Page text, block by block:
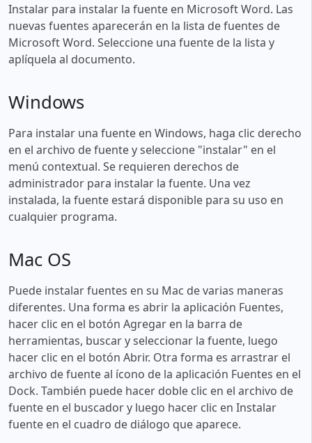
Instalar para instalar la fuente en Microsoft Word. Las
nuevas fuentes aparecerán en la lista de fuentes de
Microsoft Word. Seleccione una fuente de la lista y
aplíquela al documento.
Windows
Para instalar una fuente en Windows, haga clic derecho
en el archivo de fuente y seleccione "instalar" en el
menú contextual. Se requieren derechos de
administrador para instalar la fuente. Una vez
instalada, la fuente estará disponible para su uso en
cualquier programa.
Mac OS
Puede instalar fuentes en su Mac de varias maneras
diferentes. Una forma es abrir la aplicación Fuentes,
hacer clic en el botón Agregar en la barra de
herramientas, buscar y seleccionar la fuente, luego
hacer clic en el botón Abrir. Otra forma es arrastrar el
archivo de fuente al ícono de la aplicación Fuentes en el
Dock. También puede hacer doble clic en el archivo de
fuente en el buscador y luego hacer clic en Instalar
fuente en el cuadro de diálogo que aparece.